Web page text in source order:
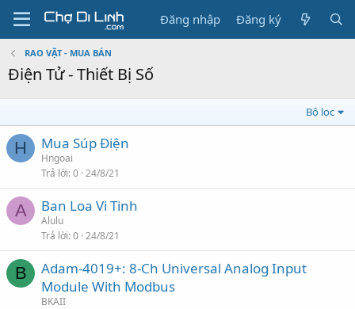
Đăng nhập Đăng ký
RAO VẶT - MUA BÁN
Điện Tử - Thiết Bị Số
Bộ lọc
H Mua Súp Điện
Hngoai
Trả lời 0 24/8/21
A Ban Loa Vi Tinh
Alulu
Trả lời 0 24/8/21
B
Adam-4019+: 8-Ch Universal Analog Input
Module With Modbus
BKAII